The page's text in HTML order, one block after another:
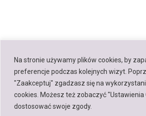
Na stronie używamy plików cookies, by
preferencje podczas kolejnych wizyt.
"Zaakceptuj" zgadzasz się na
cookies. Możesz też zobaczyć "Ustawienia
dostosować swoje zgody.